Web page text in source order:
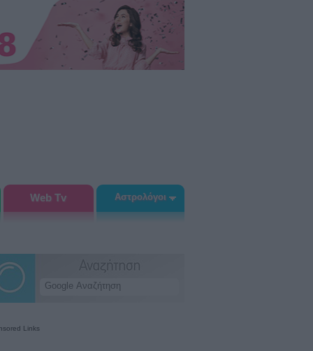
Web Tv Αστρολόγοι
Links